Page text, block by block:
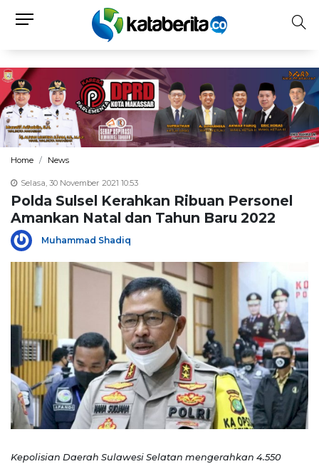
Home News
Selasa, 30 November 2021 10:53
Polda Sulsel Kerahkan Ribuan Personel
Amankan Natal dan Tahun Baru 2022
Muhammad Shadiq
Kepolisian Daerah Sulawesi Selatan mengerahkan 4.550